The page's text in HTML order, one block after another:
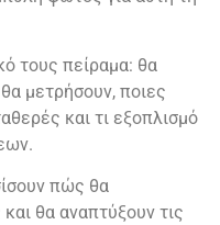
τους πείραμα: θα
μετρήσουν, ποιες
και τι εξοπλισμό
πώς θα
θα αναπτύξουν τις